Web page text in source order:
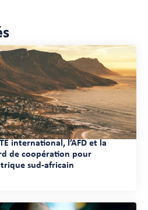
international, l’AFD et la
de coopération pour
sud-africain